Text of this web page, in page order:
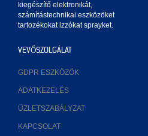
kiegészítő elektronikát,
számítástechnikai eszközöket
tartozékokat izzókat sprayket.
VEVŐSZOLGÁLAT
GDPR ESZKÖZÖK
ADATKEZELÉS
ÜZLETSZABÁLYZAT
KAPCSOLAT